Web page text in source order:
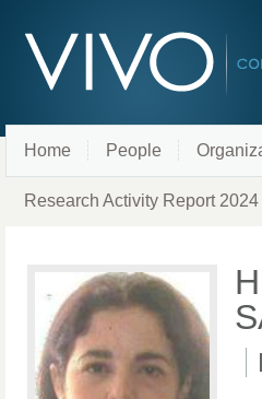
Home People
Research Activity Report 2024